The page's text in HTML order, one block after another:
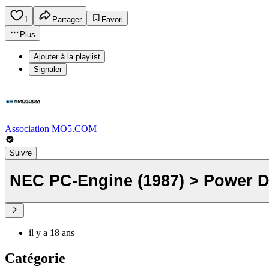
1 Partager
Favori
Plus
Ajouter à la playlist
Signaler
Association MO5.COM
Suivre
NEC PC-Engine (1987) > Power
il y a 18 ans
Catégorie